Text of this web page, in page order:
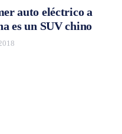
auto eléctrico a
es un SUV chino